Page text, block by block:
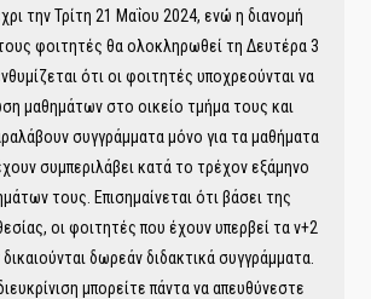
την Τρίτη 21 Μαΐου 2024, ενώ η διανομή
φοιτητές θα ολοκληρωθεί τη Δευτέρα 3
ότι οι φοιτητές υποχρεούνται να
μαθημάτων στο οικείο τμήμα τους και
συγγράμματα μόνο για τα μαθήματα
συμπεριλάβει κατά το τρέχον εξάμηνο
τους. Επισημαίνεται ότι βάσει της
οι φοιτητές που έχουν υπερβεί τα ν+2
δωρεάν διδακτικά συγγράμματα.
μπορείτε πάντα να απευθύνεστε